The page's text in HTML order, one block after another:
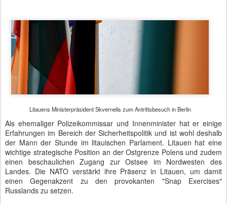
Litauens Ministerpräsident Skvernelis zum Antrittsbesuch in Berlin
Als ehemaliger Polizeikommissar und Innenminister hat er einige
Erfahrungen im Bereich der Sicherheitspolitik und ist wohl deshalb
der Mann der Stunde im litauischen Parlament. Litauen hat eine
wichtige strategische Position an der Ostgrenze Polens und zudem
einen beschaulichen Zugang zur Ostsee im Nordwesten des
Landes. Die NATO verstärkt ihre Präsenz in Litauen, um damit
einen Gegenakzent zu den provokanten "Snap Exercises"
Russlands zu setzen.